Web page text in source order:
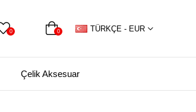
0 0 TÜRKÇE - EUR
Çelik Aksesuar